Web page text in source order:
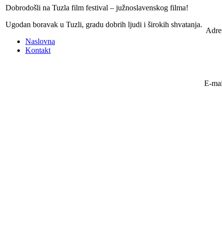
Dobrodošli na Tuzla film festival – južnoslavenskog filma!
Ugodan boravak u Tuzli, gradu dobrih ljudi i širokih shvatanja.
Naslovna
Kontakt
E-